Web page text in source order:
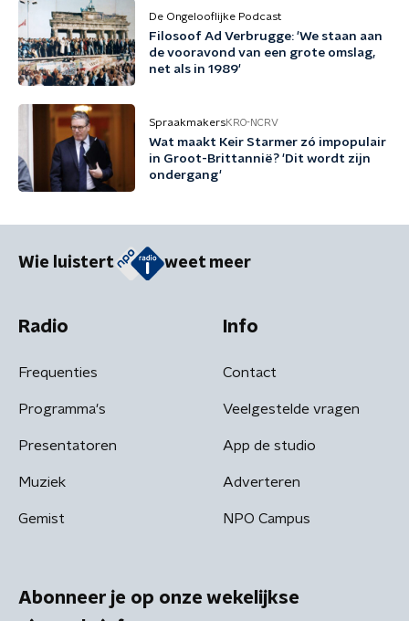
De Ongelooflijke Podcast
Filosoof Ad Verbrugge: 'We staan aan
de vooravond van een grote omslag,
net als in 1989'
SpraakmakersKRO-NCRV
Wat maakt Keir Starmer zó impopulair
in Groot-Brittannië? 'Dit wordt zijn
ondergang'
Wie luistert weet meer
Radio
Frequenties
Programma's
Presentatoren
Muziek
Gemist
Info
Contact
Veelgestelde vragen
App de studio
Adverteren
NPO Campus
Abonneer je op onze wekelijkse